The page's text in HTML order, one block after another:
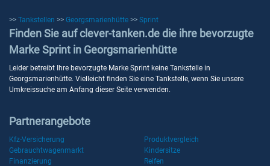
>> Tankstellen >> Georgsmarienhütte >> Sprint
Finden Sie auf clever-tanken.de die ihre bevorzugte
Marke Sprint in Georgsmarienhütte
Leider betreibt Ihre bevorzugte Marke Sprint keine Tankstelle in
Georgsmarienhütte. Vielleicht finden Sie eine Tankstelle, wenn Sie unsere
Umkreissuche am Anfang dieser Seite verwenden.
Partnerangebote
Kfz-Versicherung
Produktvergleich
Gebrauchtwagenmarkt
Kindersitze
Finanzierung
Reifen